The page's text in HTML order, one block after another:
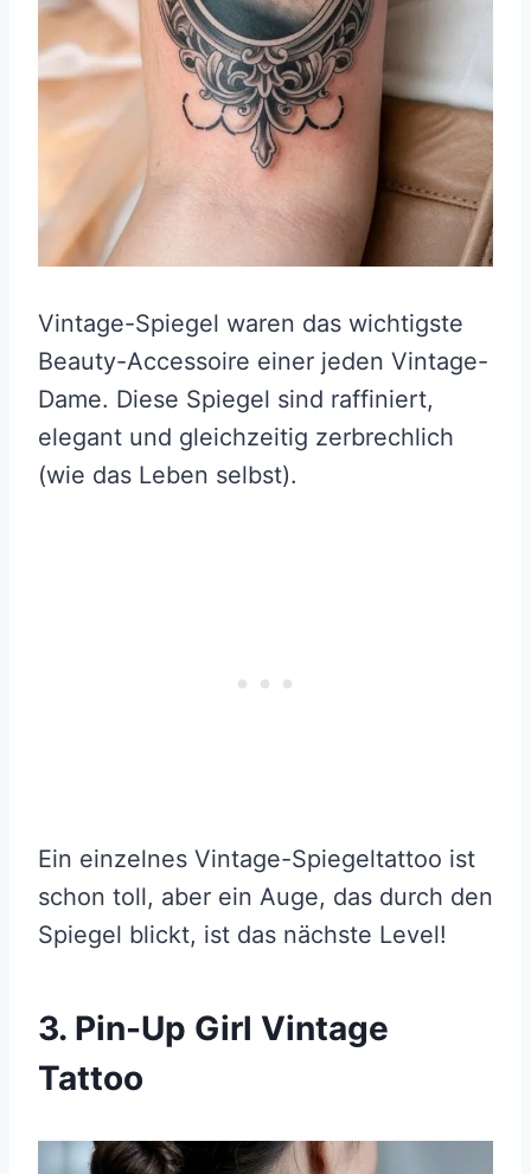
Vintage-Spiegel waren das wichtigste
Beauty-Accessoire einer jeden Vintage-
Dame. Diese Spiegel sind raffiniert,
elegant und gleichzeitig zerbrechlich
(wie das Leben selbst).
Ein einzelnes Vintage-Spiegeltattoo ist
schon toll, aber ein Auge, das durch den
Spiegel blickt, ist das nächste Level!
3. Pin-Up Girl Vintage
Tattoo